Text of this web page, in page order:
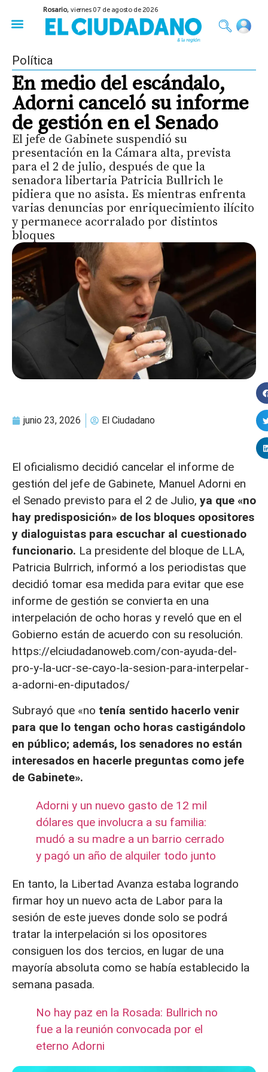
Rosario,viernes 07 de agosto de 2026
Política
En medio del escándalo,
Adorni canceló su informe
de gestión en el Senado
El jefe de Gabinete suspendió su
presentación en la Cámara alta, prevista
para el 2 de julio, después de que la
senadora libertaria Patricia Bullrich le
pidiera que no asista. Es mientras enfrenta
varias denuncias por enriquecimiento ilícito
y permanece acorralado por distintos
bloques
junio 23, 2026 El Ciudadano
El oficialismo decidió cancelar el informe de
gestión del jefe de Gabinete, Manuel Adorni en
el Senado previsto para el 2 de Julio, ya que «no
hay predisposición» de los bloques opositores
y dialoguistas para escuchar al cuestionado
funcionario. La presidente del bloque de LLA,
Patricia Bulrrich, informó a los periodistas que
decidió tomar esa medida para evitar que ese
informe de gestión se convierta en una
interpelación de ocho horas y reveló que en el
Gobierno están de acuerdo con su resolución.
https://elciudadanoweb.com/con-ayuda-del-
pro-y-la-ucr-se-cayo-la-sesion-para-interpelar-
a-adorni-en-diputados/
Subrayó que «no tenía sentido hacerlo venir
para que lo tengan ocho horas castigándolo
en público; además, los senadores no están
interesados en hacerle preguntas como jefe
de Gabinete».
Adorni y un nuevo gasto de 12 mil
dólares que involucra a su familia:
mudó a su madre a un barrio cerrado
y pagó un año de alquiler todo junto
En tanto, la Libertad Avanza estaba logrando
firmar hoy un nuevo acta de Labor para la
sesión de este jueves donde solo se podrá
tratar la interpelación si los opositores
consiguen los dos tercios, en lugar de una
mayoría absoluta como se había establecido la
semana pasada.
No hay paz en la Rosada: Bullrich no
fue a la reunión convocada por el
eterno Adorni